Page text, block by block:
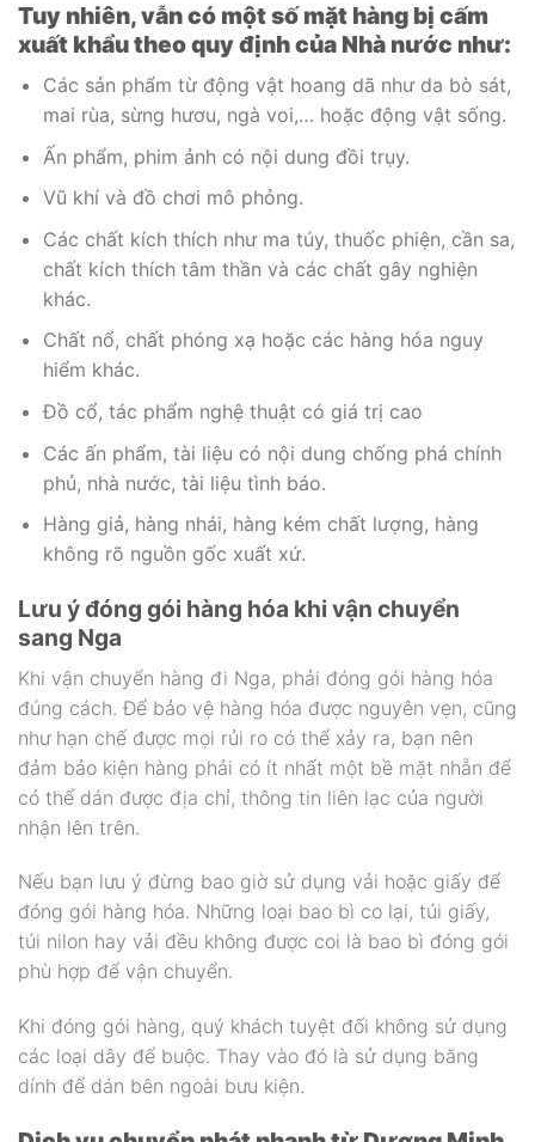
Tuy nhiên, vẫn có một số mặt hàng bị cấm
xuất khẩu theo quy định của Nhà nước như:
Các sản phẩm từ động vật hoang dã như da bò sát,
mai rùa, sừng hươu, ngà voi,… hoặc động vật sống.
Ấn phẩm, phim ảnh có nội dung đồi trụy.
Vũ khí và đồ chơi mô phỏng.
Các chất kích thích như ma túy, thuốc phiện, cần sa,
chất kích thích tâm thần và các chất gây nghiện
khác.
Chất nổ, chất phóng xạ hoặc các hàng hóa nguy
hiểm khác.
Đồ cổ, tác phẩm nghệ thuật có giá trị cao
Các ấn phẩm, tài liệu có nội dung chống phá chính
phủ, nhà nước, tài liệu tình báo.
Hàng giả, hàng nhái, hàng kém chất lượng, hàng
không rõ nguồn gốc xuất xứ.
Lưu ý đóng gói hàng hóa khi vận chuyển
sang Nga
Khi vận chuyển hàng đi Nga, phải đóng gói hàng hóa
đúng cách. Để bảo vệ hàng hóa được nguyên vẹn, cũng
như hạn chế được mọi rủi ro có thể xảy ra, bạn nên
đảm bảo kiện hàng phải có ít nhất một bề mặt nhẵn để
có thể dán được địa chỉ, thông tin liên lạc của người
nhận lên trên.
Nếu bạn lưu ý đừng bao giờ sử dụng vải hoặc giấy để
đóng gói hàng hóa. Những loại bao bì co lại, túi giấy,
túi nilon hay vải đều không được coi là bao bì đóng gói
phù hợp để vận chuyển.
Khi đóng gói hàng, quý khách tuyệt đối không sử dụng
các loại dây để buộc. Thay vào đó là sử dụng băng
dính để dán bên ngoài bưu kiện.